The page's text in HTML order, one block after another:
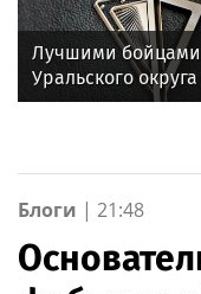
Лучшими бойцами
Уральского округа
Росгвардии стали
по охране важных
государственных
объектов
Блоги | 21:48